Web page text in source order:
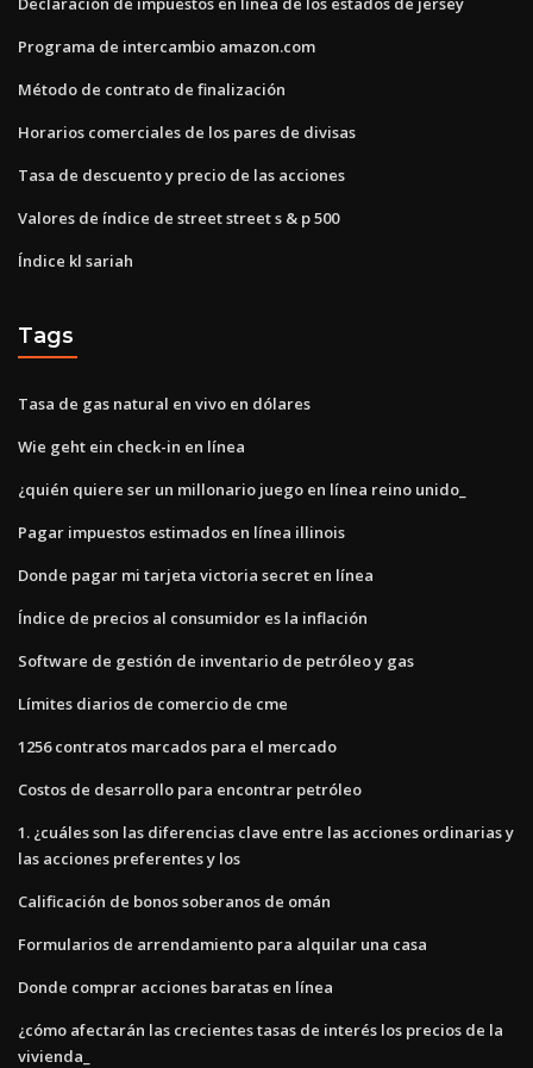
Programa de intercambio amazon.com
Método de contrato de finalización
Horarios comerciales de los pares de divisas
Tasa de descuento y precio de las acciones
Valores de índice de street street s & p 500
Índice kl sariah
Tags
Tasa de gas natural en vivo en dólares
Wie geht ein check-in en línea
¿quién quiere ser un millonario juego en línea reino unido_
Pagar impuestos estimados en línea illinois
Donde pagar mi tarjeta victoria secret en línea
Índice de precios al consumidor es la inflación
Software de gestión de inventario de petróleo y gas
Límites diarios de comercio de cme
1256 contratos marcados para el mercado
Costos de desarrollo para encontrar petróleo
1. ¿cuáles son las diferencias clave entre las acciones ordinarias y
las acciones preferentes y los
Calificación de bonos soberanos de omán
Formularios de arrendamiento para alquilar una casa
Donde comprar acciones baratas en línea
¿cómo afectarán las crecientes tasas de interés los precios de la
vivienda_